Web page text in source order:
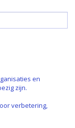
en
zijn.
verbetering,